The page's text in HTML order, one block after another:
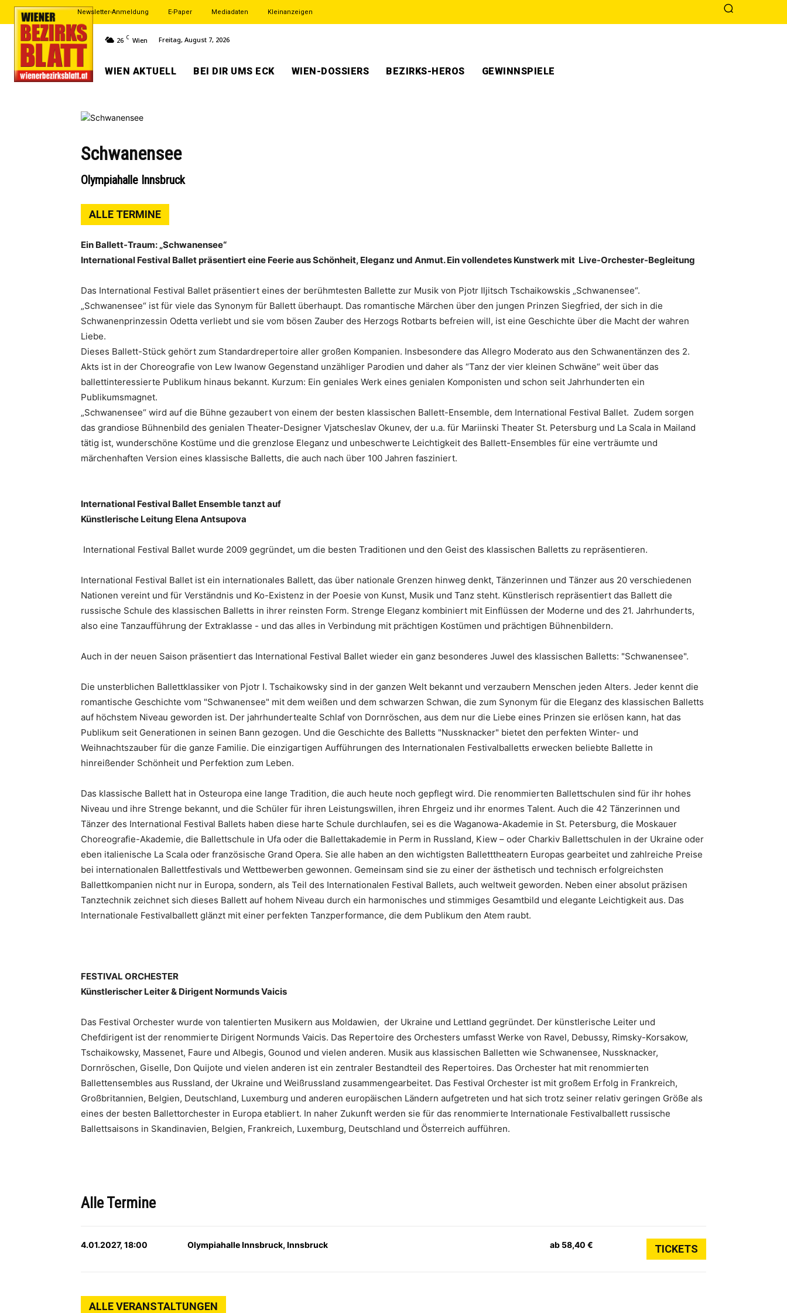
Newsletter-Anmeldung E-Paper Mediadaten Kleinanzeigen
26 C Wien Freitag, August 7, 2026
WIEN AKTUELL BEI DIR UMS ECK WIEN-DOSSIERS BEZIRKS-HEROS GEWINNSPIELE
Schwanensee
Olympiahalle Innsbruck
ALLE TERMINE
Ein Ballett-Traum: „Schwanensee“
International Festival Ballet präsentiert eine Feerie aus Schönheit, Eleganz und Anmut. Ein vollendetes Kunstwerk mit Live-Orchester-Begleitung
Das International Festival Ballet präsentiert eines der berühmtesten Ballette zur Musik von Pjotr Iljitsch Tschaikowskis „Schwanensee“.
„Schwanensee“ ist für viele das Synonym für Ballett überhaupt. Das romantische Märchen über den jungen Prinzen Siegfried, der sich in die
Schwanenprinzessin Odetta verliebt und sie vom bösen Zauber des Herzogs Rotbarts befreien will, ist eine Geschichte über die Macht der wahren
Liebe.
Dieses Ballett-Stück gehört zum Standardrepertoire aller großen Kompanien. Insbesondere das Allegro Moderato aus den Schwanentänzen des 2.
Akts ist in der Choreografie von Lew Iwanow Gegenstand unzähliger Parodien und daher als “Tanz der vier kleinen Schwäne“ weit über das
ballettinteressierte Publikum hinaus bekannt. Kurzum: Ein geniales Werk eines genialen Komponisten und schon seit Jahrhunderten ein
Publikumsmagnet.
„Schwanensee“ wird auf die Bühne gezaubert von einem der besten klassischen Ballett-Ensemble, dem International Festival Ballet. Zudem sorgen
das grandiose Bühnenbild des genialen Theater-Designer Vjatscheslav Okunev, der u.a. für Mariinski Theater St. Petersburg und La Scala in Mailand
tätig ist, wunderschöne Kostüme und die grenzlose Eleganz und unbeschwerte Leichtigkeit des Ballett-Ensembles für eine verträumte und
märchenhaften Version eines klassische Balletts, die auch nach über 100 Jahren fasziniert.
International Festival Ballet Ensemble tanzt auf
Künstlerische Leitung Elena Antsupova
International Festival Ballet wurde 2009 gegründet, um die besten Traditionen und den Geist des klassischen Balletts zu repräsentieren.
International Festival Ballet ist ein internationales Ballett, das über nationale Grenzen hinweg denkt, Tänzerinnen und Tänzer aus 20 verschiedenen
Nationen vereint und für Verständnis und Ko-Existenz in der Poesie von Kunst, Musik und Tanz steht. Künstlerisch repräsentiert das Ballett die
russische Schule des klassischen Balletts in ihrer reinsten Form. Strenge Eleganz kombiniert mit Einflüssen der Moderne und des 21. Jahrhunderts,
also eine Tanzaufführung der Extraklasse - und das alles in Verbindung mit prächtigen Kostümen und prächtigen Bühnenbildern.
Auch in der neuen Saison präsentiert das International Festival Ballet wieder ein ganz besonderes Juwel des klassischen Balletts: "Schwanensee".
Die unsterblichen Ballettklassiker von Pjotr I. Tschaikowsky sind in der ganzen Welt bekannt und verzaubern Menschen jeden Alters. Jeder kennt die
romantische Geschichte vom "Schwanensee" mit dem weißen und dem schwarzen Schwan, die zum Synonym für die Eleganz des klassischen Balletts
auf höchstem Niveau geworden ist. Der jahrhundertealte Schlaf von Dornröschen, aus dem nur die Liebe eines Prinzen sie erlösen kann, hat das
Publikum seit Generationen in seinen Bann gezogen. Und die Geschichte des Balletts "Nussknacker" bietet den perfekten Winter- und
Weihnachtszauber für die ganze Familie. Die einzigartigen Aufführungen des Internationalen Festivalballetts erwecken beliebte Ballette in
hinreißender Schönheit und Perfektion zum Leben.
Das klassische Ballett hat in Osteuropa eine lange Tradition, die auch heute noch gepflegt wird. Die renommierten Ballettschulen sind für ihr hohes
Niveau und ihre Strenge bekannt, und die Schüler für ihren Leistungswillen, ihren Ehrgeiz und ihr enormes Talent. Auch die 42 Tänzerinnen und
Tänzer des International Festival Ballets haben diese harte Schule durchlaufen, sei es die Waganowa-Akademie in St. Petersburg, die Moskauer
Choreografie-Akademie, die Ballettschule in Ufa oder die Ballettakademie in Perm in Russland, Kiew – oder Charkiv Ballettschulen in der Ukraine oder
eben italienische La Scala oder französische Grand Opera. Sie alle haben an den wichtigsten Balletttheatern Europas gearbeitet und zahlreiche Preise
bei internationalen Ballettfestivals und Wettbewerben gewonnen. Gemeinsam sind sie zu einer der ästhetisch und technisch erfolgreichsten
Ballettkompanien nicht nur in Europa, sondern, als Teil des Internationalen Festival Ballets, auch weltweit geworden. Neben einer absolut präzisen
Tanztechnik zeichnet sich dieses Ballett auf hohem Niveau durch ein harmonisches und stimmiges Gesamtbild und elegante Leichtigkeit aus. Das
Internationale Festivalballett glänzt mit einer perfekten Tanzperformance, die dem Publikum den Atem raubt.
FESTIVAL ORCHESTER
Künstlerischer Leiter & Dirigent Normunds Vaicis
Das Festival Orchester wurde von talentierten Musikern aus Moldawien, der Ukraine und Lettland gegründet. Der künstlerische Leiter und
Chefdirigent ist der renommierte Dirigent Normunds Vaicis. Das Repertoire des Orchesters umfasst Werke von Ravel, Debussy, Rimsky-Korsakow,
Tschaikowsky, Massenet, Faure und Albegis, Gounod und vielen anderen. Musik aus klassischen Balletten wie Schwanensee, Nussknacker,
Dornröschen, Giselle, Don Quijote und vielen anderen ist ein zentraler Bestandteil des Repertoires. Das Orchester hat mit renommierten
Ballettensembles aus Russland, der Ukraine und Weißrussland zusammengearbeitet. Das Festival Orchester ist mit großem Erfolg in Frankreich,
Großbritannien, Belgien, Deutschland, Luxemburg und anderen europäischen Ländern aufgetreten und hat sich trotz seiner relativ geringen Größe als
eines der besten Ballettorchester in Europa etabliert. In naher Zukunft werden sie für das renommierte Internationale Festivalballett russische
Ballettsaisons in Skandinavien, Belgien, Frankreich, Luxemburg, Deutschland und Österreich aufführen.
Alle Termine
4.01.2027, 18:00 Olympiahalle Innsbruck, Innsbruck ab 58,40 € TICKETS
ALLE VERANSTALTUNGEN